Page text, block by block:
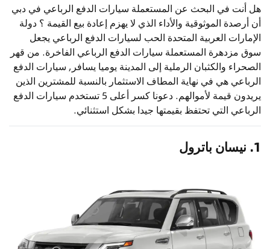
هل أنت في البحث عن المستعملة سيارات الدفع الرباعي في دبي
أن أرصدة الموثوقية والأداء الذي لا يهزم إعادة بيع القيمة ؟ دولة
الإمارات العربية المتحدة الحب لسيارات الدفع الرباعي يجعل
سوق مزدهرة المستعملة سيارات الدفع الرباعي الفاخرة. من قهر
الصحراء والكثبان الرملية إلى المدينة يوميا يسافر, سيارات الدفع
الرباعي هي في نهاية المطاف الاستثمار بالنسبة للمشترين الذين
يريدون قيمة لأموالهم. دعونا كسر أعلى 5 تستخدم سيارات الدفع
الرباعي التي تحتفظ بقيمتها جيدا بشكل استثنائي.
1. نيسان باترول